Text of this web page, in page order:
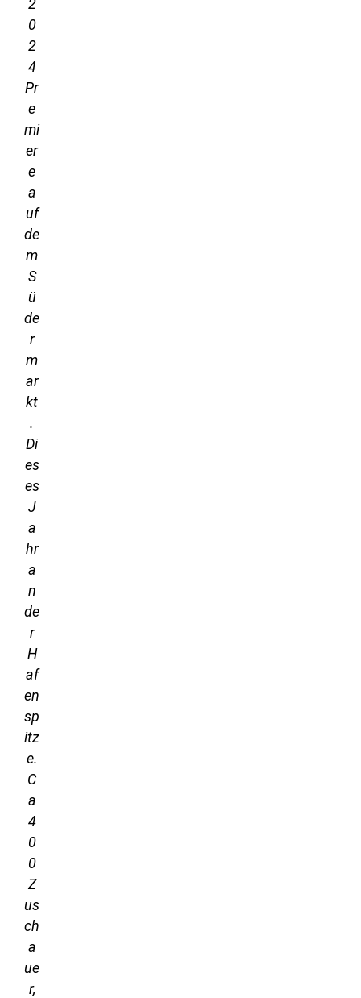
2
0
2
4
Pr
e
mi
er
e
a
uf
de
m
S
ü
de
r
m
ar
kt
.
Di
es
es
J
a
hr
a
n
de
r
H
af
en
sp
itz
e.
C
a
4
0
0
Z
us
ch
a
ue
r,